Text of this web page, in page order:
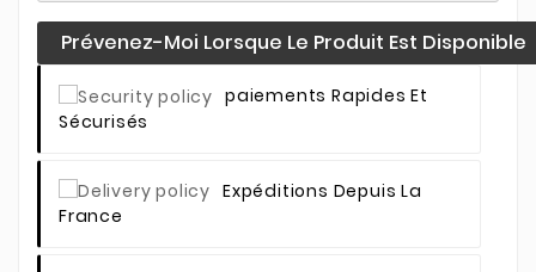
Prévenez-Moi Lorsque Le Produit Est Disponible
Paiements Rapides Et
Sécurisés
Expéditions Depuis La
France